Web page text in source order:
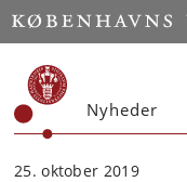
Start
Nyheder
25. oktober 2019